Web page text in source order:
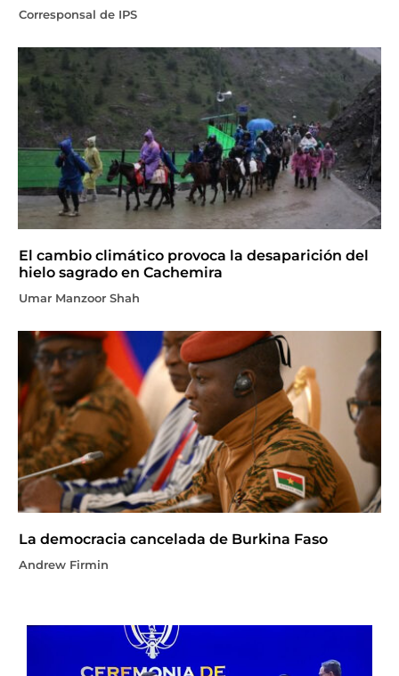
Corresponsal de IPS
El cambio climático provoca la desaparición del
hielo sagrado en Cachemira
Umar Manzoor Shah
La democracia cancelada de Burkina Faso
Andrew Firmin